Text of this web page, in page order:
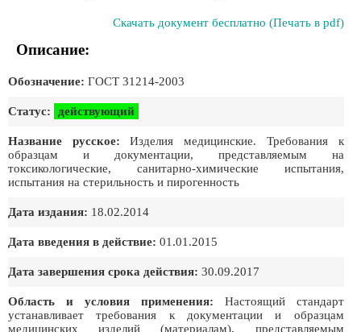
Скачать документ бесплатно (Печать в pdf)
Описание:
Обозначение: ГОСТ 31214-2003
Статус: действующий
Название русское: Изделия медицинские. Требования к
образцам и документации, представляемым на
токсикологические, санитарно-химические испытания,
испытания на стерильность и пирогенность
Дата издания: 18.02.2014
Дата введения в действие: 01.01.2015
Дата завершения срока действия: 30.09.2017
Область и условия применения: Настоящий стандарт
устанавливает требования к документации и образцам
медицинских изделий (материалам), представляемым